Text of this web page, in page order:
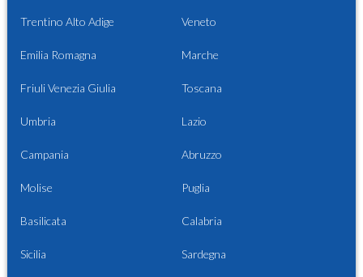
Trentino Alto Adige Veneto
Emilia Romagna Marche
Friuli Venezia Giulia Toscana
Umbria Lazio
Campania Abruzzo
Molise Puglia
Basilicata Calabria
Sicilia Sardegna